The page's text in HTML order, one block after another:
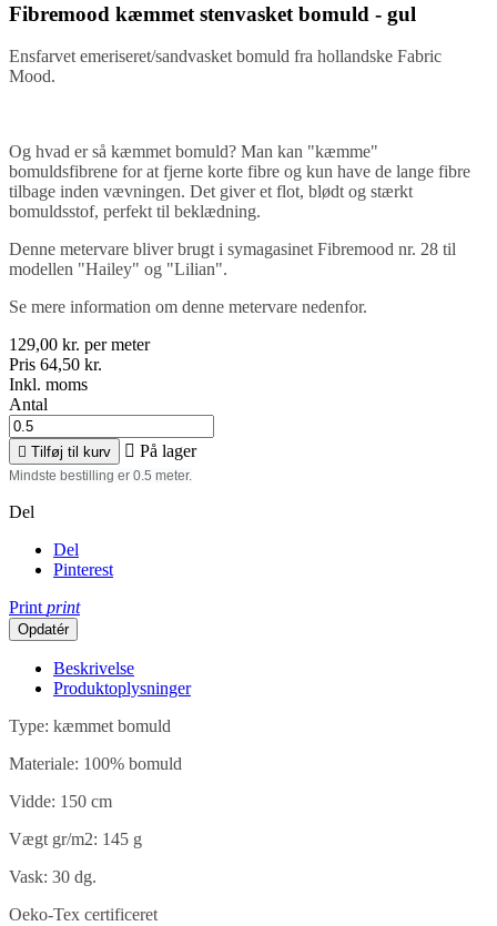
Fibremood kæmmet stenvasket bomuld - gul
Ensfarvet emeriseret/sandvasket bomuld fra hollandske Fabric
Mood.
Og hvad er så kæmmet bomuld? Man kan "kæmme"
bomuldsfibrene for at fjerne korte fibre og kun have de lange fibre
tilbage inden vævningen. Det giver et flot, blødt og stærkt
bomuldsstof, perfekt til beklædning.
Denne metervare bliver brugt i symagasinet Fibremood nr. 28 til
modellen "Hailey" og "Lilian".
Se mere information om denne metervare nedenfor.
129,00 kr. per meter
Pris 64,50 kr.
Inkl. moms
Antal
 Tilføj til kurv  På lager
Mindste bestilling er 0.5 meter.
Del
Del
Pinterest
Printprint
Beskrivelse
Produktoplysninger
Type: kæmmet bomuld
Materiale: 100% bomuld
Vidde: 150 cm
Vægt gr/m2: 145 g
Vask: 30 dg.
Oeko-Tex certificeret